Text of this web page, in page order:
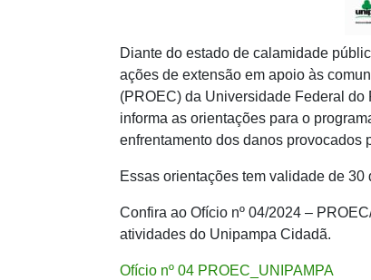
Diante do estado de calamidade
ações de extensão em apoio às
(PROEC) da Universidade Federal do
informa as orientações para o
enfrentamento dos danos provocados
Essas orientações tem validade de 30
Confira ao Ofício nº 04/2024 –
atividades do Unipampa Cidadã.
Ofício nº 04 PROEC_UNIPAMPA